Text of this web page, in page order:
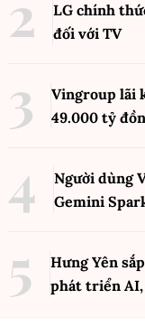
LG chính
đối với TV
Vingroup lãi
49.000 tỷ
Người dùng
Gemini
Hưng Yên
phát triển AI,